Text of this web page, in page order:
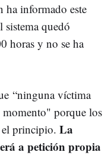
ha informado este
quedó
horas y no se ha
“ninguna víctima
momento" porque los
principio. La
a petición propia